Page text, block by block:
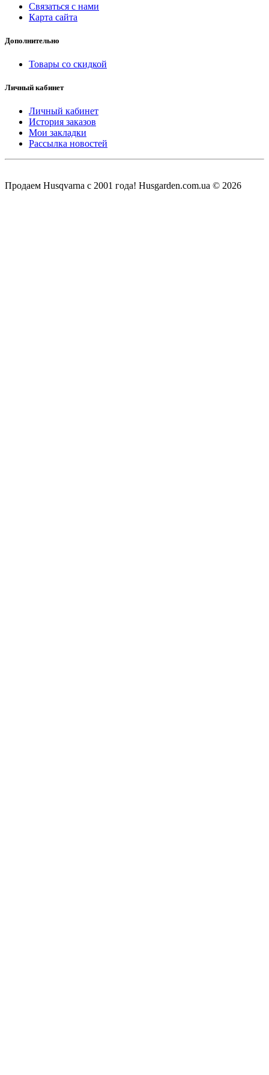
Связаться с нами
Карта сайта
Дополнительно
Товары со скидкой
Личный кабинет
Личный кабинет
История заказов
Мои закладки
Рассылка новостей
Продаем Нusqvarna c 2001 года! Husgarden.com.ua © 2026